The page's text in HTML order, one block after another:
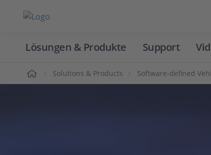
Lösungen & Produkte Support
Solutions & Products Software-defined